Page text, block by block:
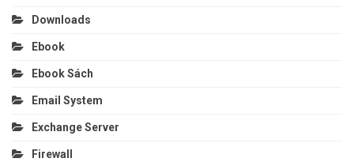
Downloads
Ebook
Ebook Sách
Email System
Exchange Server
Firewall